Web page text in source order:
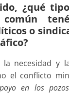
¿qué
o
la necesidad y
el conflicto
en los